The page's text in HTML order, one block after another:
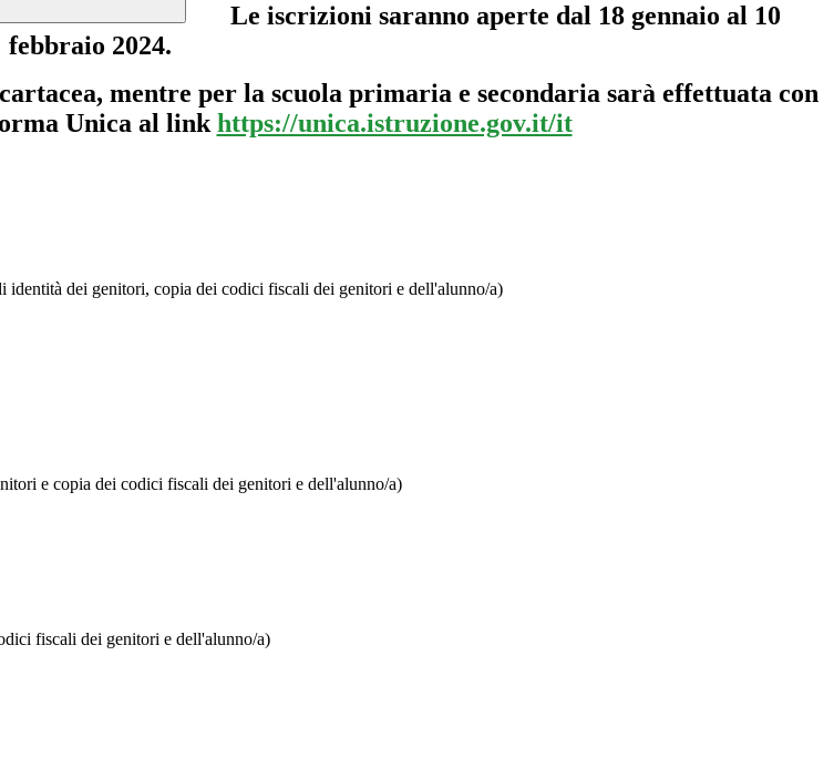
Le iscrizioni saranno aperte dal 18 gennaio al 10
febbraio 2024.
mentre per la scuola primaria e secondaria sarà effettuata con
Unica al link https://unica.istruzione.gov.it/it
identità dei genitori, copia dei codici fiscali dei genitori e dell'alunno/a)
e copia dei codici fiscali dei genitori e dell'alunno/a)
fiscali dei genitori e dell'alunno/a)